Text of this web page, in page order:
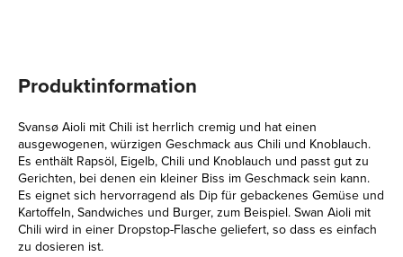
Produktinformation
Svansø Aioli mit Chili ist herrlich cremig und hat einen
ausgewogenen, würzigen Geschmack aus Chili und Knoblauch.
Es enthält Rapsöl, Eigelb, Chili und Knoblauch und passt gut zu
Gerichten, bei denen ein kleiner Biss im Geschmack sein kann.
Es eignet sich hervorragend als Dip für gebackenes Gemüse und
Kartoffeln, Sandwiches und Burger, zum Beispiel. Swan Aioli mit
Chili wird in einer Dropstop-Flasche geliefert, so dass es einfach
zu dosieren ist.